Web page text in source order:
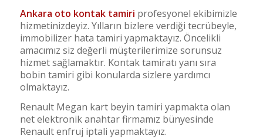
Ankara oto kontak tamiri profesyonel ekibimizle
hizmetinizdeyiz. Yılların bizlere verdiği tecrübeyle,
immobilizer hata tamiri yapmaktayız. Öncelikli
amacımız siz değerli müşterilerimize sorunsuz
hizmet sağlamaktır. Kontak tamiratı yanı sıra
bobin tamiri gibi konularda sizlere yardımcı
olmaktayız.
Renault Megan kart beyin tamiri yapmakta olan
net elektronik anahtar firmamız bünyesinde
Renault enfruj iptali yapmaktayız.